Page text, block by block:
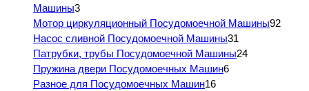
Машины3
Мотор циркуляционный Посудомоечной Машины92
Насос сливной Посудомоечной Машины31
Патрубки, трубы Посудомоечной Машины24
Пружина двери Посудомоечных Машин6
Разное для Посудомоечных Машин16